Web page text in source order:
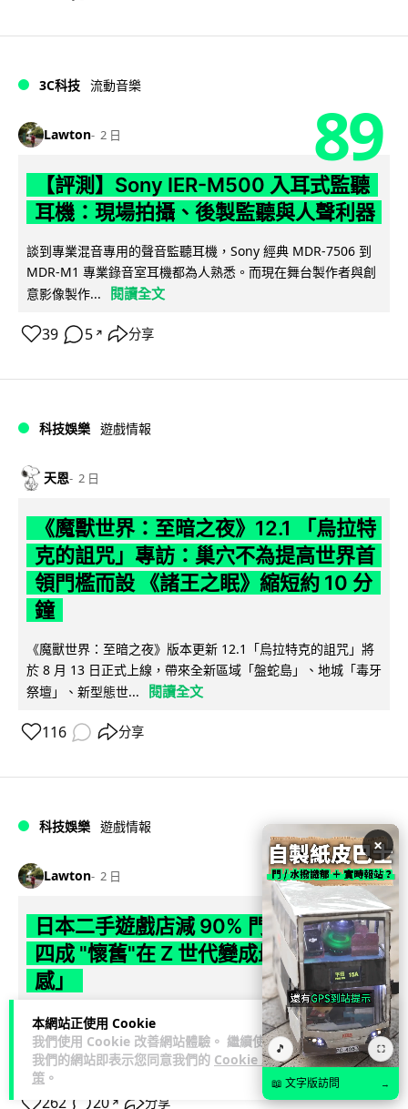
本網站正使用 Cookie
我們使用 Cookie 改善網站體驗。 繼續使用
我們的網站即表示您同意我們的 Cookie 政
策 。
3C科技 流動音樂
Lawton 2 日 89
【評測】Sony IER-M500 入耳式監聽
耳機：現場拍攝、後製監聽與人聲利器
談到專業混音專用的聲音監聽耳機，Sony 經典 MDR-7506 到
MDR-M1 專業錄音室耳機都為人熟悉。而現在舞台製作者與創
意影像製作...
閱讀全文
39 5 ↗ 分享
科技娛樂 遊戲情報
天恩 2 日
《魔獸世界：至暗之夜》12.1 「烏拉特
克的詛咒」專訪：巢穴不為提高世界首
領門檻而設 《諸王之眠》縮短約 10 分
鐘
《魔獸世界：至暗之夜》版本更新 12.1「烏拉特克的詛咒」將
於 8 月 13 日正式上線，帶來全新區域「盤蛇島」、地城「毒牙
祭壇」、新型態世...
閱讀全文
116 分享
科技娛樂 遊戲情報
Lawton 2 日
日本二手遊戲店減 90% 門市 業績反增
四成 "懷舊"在 Z 世代變成最潮「新鮮
感」
日本零售巨頭 GEO 將懷舊遊戲銷售門市從 1,000 間大幅減至
99 間，但銷售額卻不降反升至過往的 1.4 倍。做到「減店增
收」奇蹟，... 閱讀全文
262 20 ↗ 分享
×
🎵 ⛶
📖 文字版訪問 →